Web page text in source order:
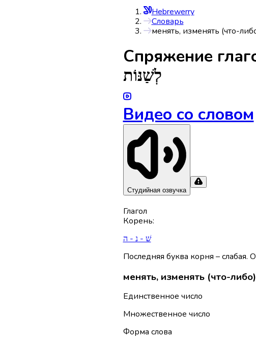
Hebrewerry
Словарь
менять, изменять (что-
Спряжениe
לְשַׁנּוֹת
Видео со словом
Студийная озвучка
Глагол
Корень:
שׁ - נ - ה
Последняя буква корня – слабая.
менять, изменять (что-либо)
Единственное число
Множественное число
Форма слова